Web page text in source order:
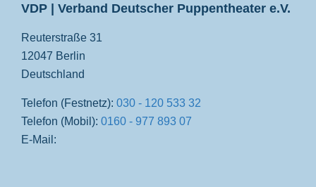
VDP | Verband Deutscher Puppentheater e.V.
Reuterstraße 31
12047 Berlin
Deutschland
Telefon (Festnetz): 030 - 120 533 32
Telefon (Mobil): 0160 - 977 893 07
E-Mail: